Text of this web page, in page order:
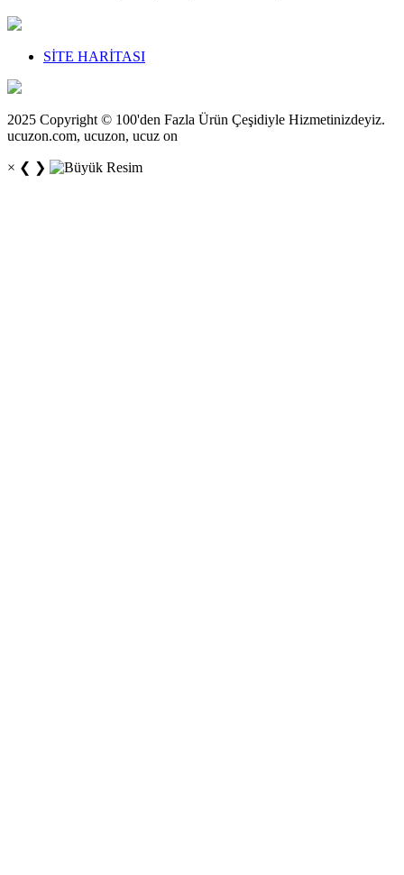
SİTE HARİTASI
2025 Copyright © 100'den Fazla Ürün Çeşidiyle Hizmetinizdeyiz.
ucuzon.com, ucuzon, ucuz on
× ❮ ❯